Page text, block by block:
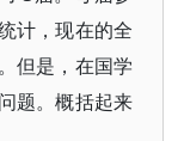
计，现在的全
但是，在国学
题。概括起来